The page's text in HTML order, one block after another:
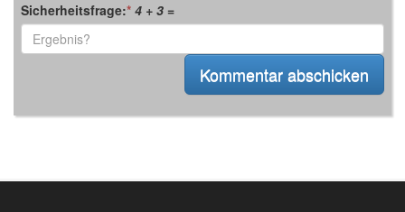
Sicherheitsfrage:* 4 + 3 =